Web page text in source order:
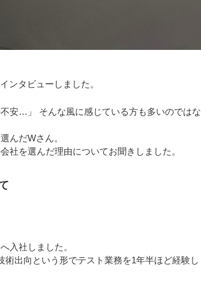
ンタビューしました。
安…」 そんな風に感じている方も多いのではな
んだWさん。
社を選んだ理由についてお聞きしました。
入社しました。
出向という形でテスト業務を1年半ほど経験し